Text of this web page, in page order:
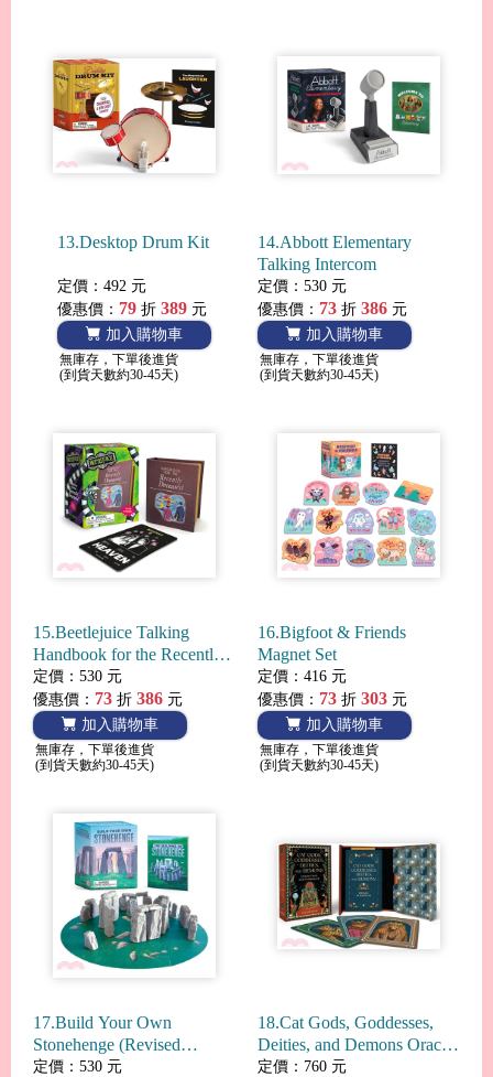
13.Desktop Drum Kit
定價：492 元
優惠價： 79 折 389 元
加入購物車
無庫存，下單後進貨
(到貨天數約30-45天)
14.Abbott Elementary
Talking Intercom
定價：530 元
優惠價： 73 折 386 元
加入購物車
無庫存，下單後進貨
(到貨天數約30-45天)
15.Beetlejuice Talking
Handbook for the Recently
Deceased
定價：530 元
優惠價： 73 折 386 元
加入購物車
無庫存，下單後進貨
(到貨天數約30-45天)
16.Bigfoot & Friends
Magnet Set
定價：416 元
優惠價： 73 折 303 元
加入購物車
無庫存，下單後進貨
(到貨天數約30-45天)
17.Build Your Own
Stonehenge (Revised
Edition)
定價：530 元
18.Cat Gods, Goddesses,
Deities, and Demons Oracle
Deck and Guidebook
定價：760 元